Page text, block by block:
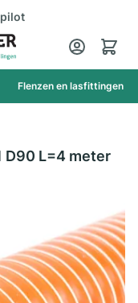
Cart
Flenzen en lasfittingen
D90 L=4 meter